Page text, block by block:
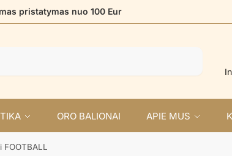
pristatymas nuo 100 Eur
ORO BALIONAI APIE MUS